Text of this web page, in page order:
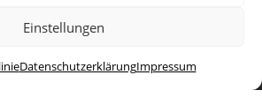
Einstellungen
DatenschutzerklärungImpressum